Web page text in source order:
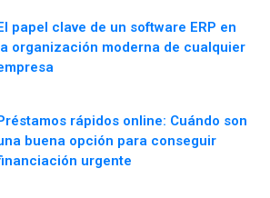
papel clave de un software ERP en
organización moderna de cualquier
rápidos online: Cuándo son
buena opción para conseguir
urgente